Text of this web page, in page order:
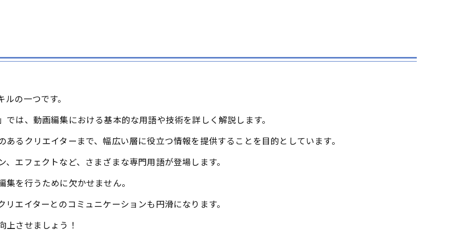
の一つです。
は、動画編集における基本的な用語や技術を詳しく解説します。
るクリエイターまで、幅広い層に役立つ情報を提供することを目的としています。
エフェクトなど、さまざまな専門用語が登場します。
を行うために欠かせません。
エイターとのコミュニケーションも円滑になります。
上させましょう！